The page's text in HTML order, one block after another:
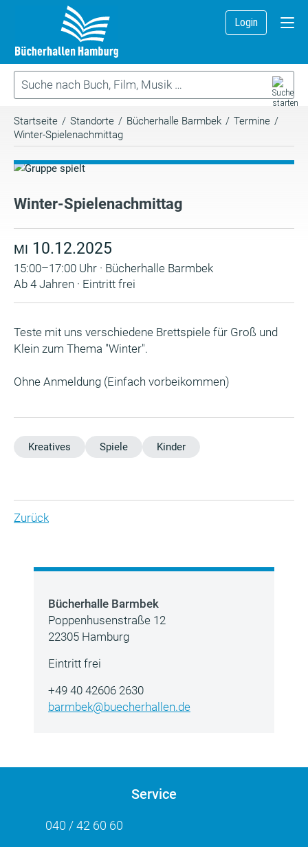
Login
Startseite / Standorte / Bücherhalle Barmbek / Termine /
Winter-Spielenachmittag
Winter-Spielenachmittag
MI 10.12.2025
15:00–17:00 Uhr · Bücherhalle Barmbek
Ab 4 Jahren · Eintritt frei
Teste mit uns verschiedene Brettspiele für Groß und
Klein zum Thema "Winter".
Ohne Anmeldung (Einfach vorbeikommen)
Kreatives Spiele Kinder
Zurück
Bücherhalle Barmbek
Poppenhusenstraße 12
22305 Hamburg
Eintritt frei
+49 40 42606 2630
barmbek@buecherhallen.de
Service
040 / 42 60 60